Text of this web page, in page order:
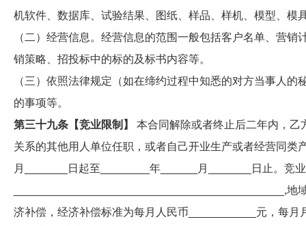
机软件、数据库、试验结果、图纸、样品、样机、模型、
（二）经营信息。经营信息的范围一般包括客户名单、营
销策略、招投标中的标的及标书内容等。
（三）依照法律规定（如在缔约过程中知悉的对方当事人
的事项等。
第三十九条【竞业限制】
本合同解除或者终止后二年内，
关系的其他用人单位任职，或者自己开业生产或者经营同
月_______日起至________年______月_______日止。竞
____________________________________________,
济补偿，经济补偿标准为每月人民币___________元，每